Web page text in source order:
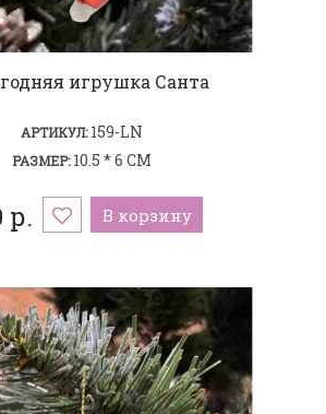
игрушка Санта
АРТИКУЛ:159-LN
РАЗМЕР:10.5 * 6 СМ
р. В корзину